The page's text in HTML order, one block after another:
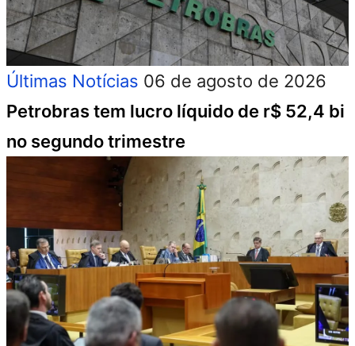
Últimas Notícias 06 de agosto de 2026
Petrobras tem lucro líquido de r$ 52,4 bi
no segundo trimestre